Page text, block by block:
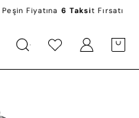
Peşin Fiyatına6 Taksit
Hesabım OPEN
Hesabım